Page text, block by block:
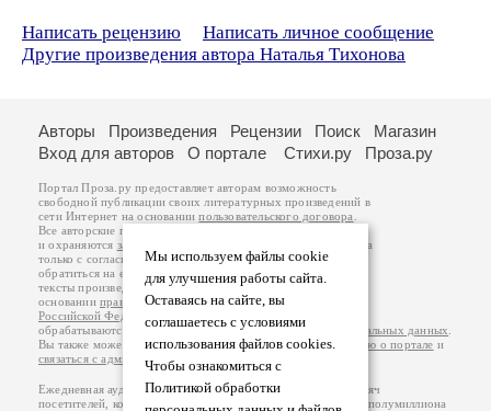
Написать рецензию
Написать личное сообщение
Другие произведения автора Наталья Тихонова
Мы используем файлы cookie
для улучшения работы сайта.
Оставаясь на сайте, вы
соглашаетесь с условиями
использования файлов cookies.
Чтобы ознакомиться с
Политикой обработки
Авторы Произведения Рецензии Поиск
Магазин
Вход для авторов
О портале Стихи.ру Проза.ру
Портал Проза.ру предоставляет авторам возможность
свободной публикации своих литературных произведений в
сети Интернет на основаниипользовательского договора
Все авторские права на произведения принадлежат авторам
и охраняются законом
. Перепечатка произведений возможна
только с согласия его автора, к которому вы можете
обратиться на его авторской странице. Ответственность за
тексты произведений авторы несут самостоятельно на
основанииправил публикацииизаконодательства
Российской Федерации
обрабатываются на основанииПолитики обработки персональных данных
Вы также можете посмотреть более подробнуюинформацию о портале и
связаться с администрацией
Ежедневная аудитория портала Проза.ру – порядка 100 тысяч
посетителей, которые в общей сумме просматривают более полумиллиона